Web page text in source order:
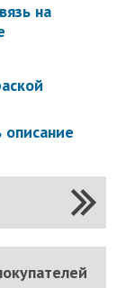
на
описание